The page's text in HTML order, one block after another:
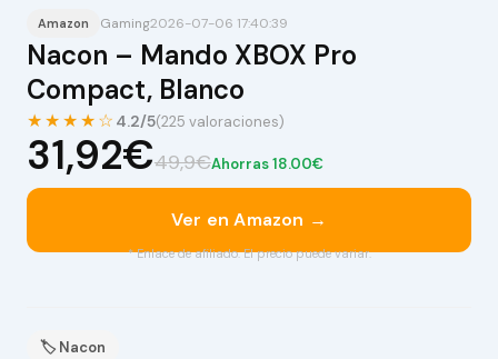
Amazon Gaming2026-07-06 17:40:39
Nacon – Mando XBOX Pro
Compact, Blanco
★★★★☆ 4.2/5(225 valoraciones)
31,92€49,9€Ahorras 18.00€
Ver en Amazon →
* Enlace de afiliado. El precio puede variar.
🏷 Nacon